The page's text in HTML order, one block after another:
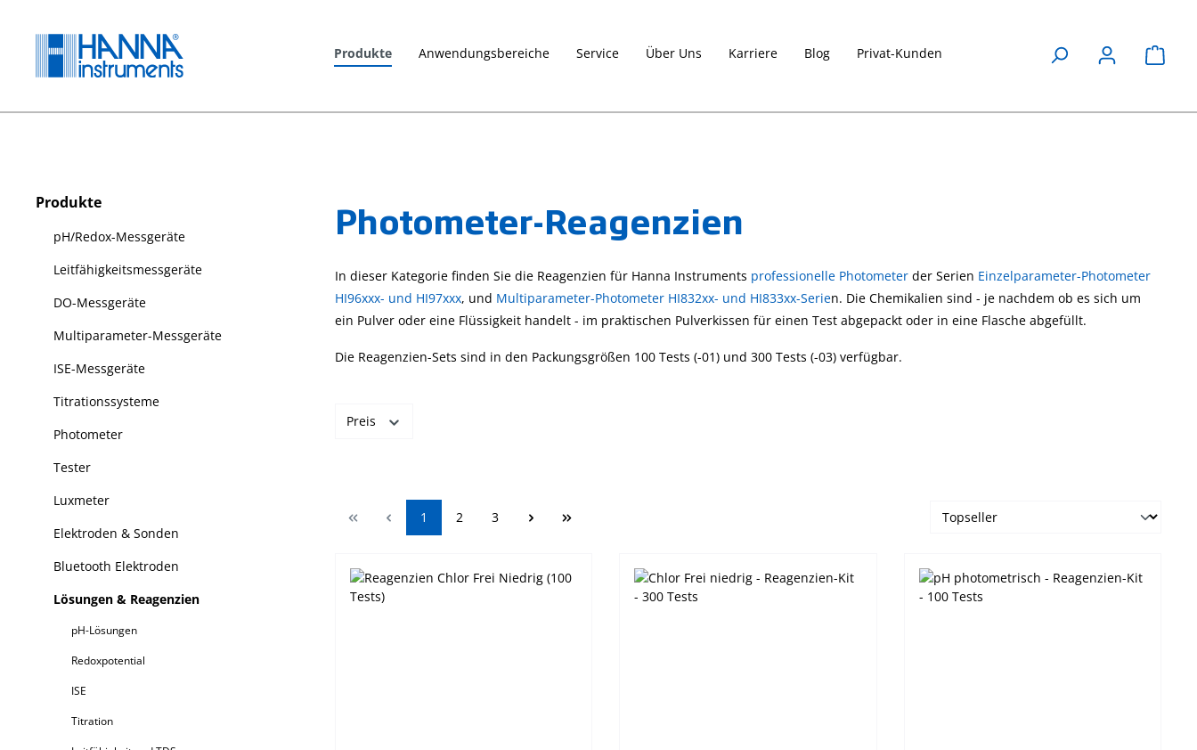
Produkte Anwendungsbereiche Service Über Uns Karriere Blog Privat-Kunden
Produkte
pH/Redox-Messgeräte
Leitfähigkeitsmessgeräte
DO-Messgeräte
Multiparameter-Messgeräte
ISE-Messgeräte
Titrationssysteme
Photometer
Tester
Luxmeter
Elektroden & Sonden
Bluetooth Elektroden
Lösungen & Reagenzien
pH-Lösungen
Redoxpotential
ISE
Titration
Photometer-Reagenzien
In dieser Kategorie finden Sie die Reagenzien für Hanna Instruments professionelle Photometer der Serien Einzelparameter-Photometer
HI96xxx- und HI97xxx, und Multiparameter-Photometer HI832xx- und HI833xx-Serien. Die Chemikalien sind - je nachdem ob es sich um
ein Pulver oder eine Flüssigkeit handelt - im praktischen Pulverkissen für einen Test abgepackt oder in eine Flasche abgefüllt.
Die Reagenzien-Sets sind in den Packungsgrößen 100 Tests (-01) und 300 Tests (-03) verfügbar.
Preis
Seite
1 Seite
2 Seite
3